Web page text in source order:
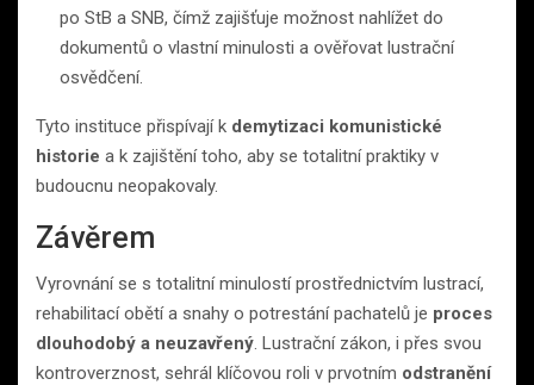
po StB a SNB, čímž zajišťuje možnost nahlížet do
dokumentů o vlastní minulosti a ověřovat lustrační
osvědčení.
Tyto instituce přispívají k demytizaci komunistické
historie a k zajištění toho, aby se totalitní praktiky v
budoucnu neopakovaly.
Závěrem
Vyrovnání se s totalitní minulostí prostřednictvím lustrací,
rehabilitací obětí a snahy o potrestání pachatelů je proces
dlouhodobý a neuzavřený. Lustrační zákon, i přes svou
kontroverznost, sehrál klíčovou roli v prvotním odstranění